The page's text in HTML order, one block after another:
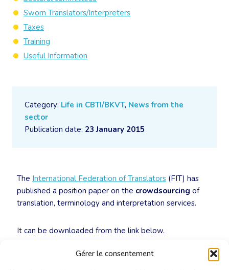
Gérer le consentement
Category: Life in CBTI/BKVT, News from the
sector
Publication date: 23 January 2015
The International Federation of Translators (FIT) has
published a position paper on the crowdsourcing of
translation, terminology and interpretation services.
It can be downloaded from the link below.
FIT Position Statement on Crowdsourcing
Sworn Translators/Interpreters
Taxes
Training
Useful Information